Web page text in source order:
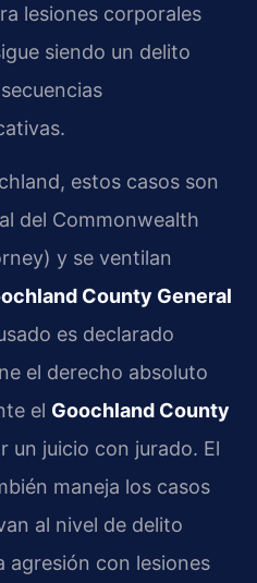
lesiones corporales
siendo un delito
estos casos son
del Commonwealth
y se ventilan
County General
es declarado
el derecho absoluto
el Goochland County
un juicio con jurado. El
maneja los casos
al nivel de delito
agresión con lesiones